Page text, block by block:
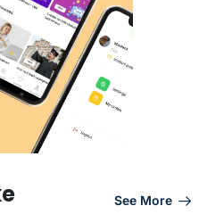
See More